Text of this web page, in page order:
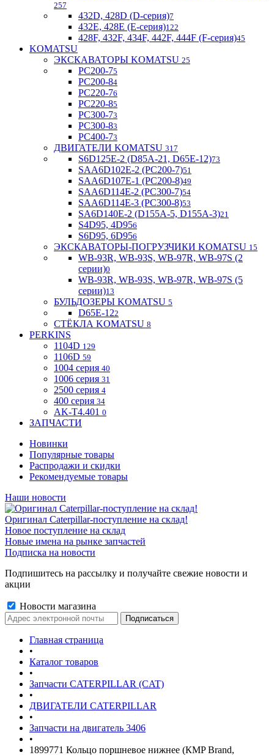
257
432D, 428D (D-серия)7
432E, 428E (E-серия)122
428F, 432F, 434F, 442F, 444F (F-серия)45
KOMATSU
ЭКСКАВАТОРЫ KOMATSU 25
PC200-75
PC200-84
PC220-76
PC220-85
PC300-73
PC300-83
PC400-73
ДВИГАТЕЛИ KOMATSU 317
S6D125E-2 (D85A-21, D65E-12)73
SAA6D102E-2 (PC200-7)51
SAA6D107E-1 (PC200-8)49
SAA6D114E-2 (PC300-7)54
SAA6D114E-3 (PC300-8)53
SA6D140E-2 (D155A-5, D155A-3)21
S4D95, 4D956
S6D95, 6D956
ЭКСКАВАТОРЫ-ПОГРУЗЧИКИ KOMATSU 15
WB-93R, WB-93S, WB-97R, WB-97S (2
серии)0
WB-93R, WB-93S, WB-97R, WB-97S (5
серии)13
БУЛЬДОЗЕРЫ KOMATSU 5
D65E-122
СТЁКЛА KOMATSU 8
PERKINS
1104D 129
1106D 59
1004 серия 40
1006 серия 31
2500 серия 4
400 серия 34
AK-T4.401 0
ЗАПЧАСТИ
Новинки
Популярные товары
Распродажи и скидки
Рекомендуемые товары
Наши новости
Оригинал Caterpillar-поступление на склад!
Новое поступление на склад
Новые имена на рынке запчастей
Подписка на новости
Подпишитесь на рассылку и получайте свежие новости и
акции
Новости магазина
Главная страница
•
Каталог товаров
•
Запчасти CATERPILLAR (CAT)
•
ДВИГАТЕЛИ CATERPILLAR
•
Запчасти на двигатель 3406
•
1899771 Кольцо поршневое нижнее (КMP Brand,